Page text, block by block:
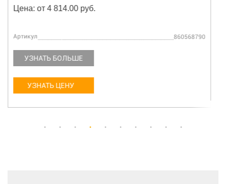
Цена: от 4 814.00 руб.
Артикул 860568790
УЗНАТЬ БОЛЬШЕ
УЗНАТЬ ЦЕНУ